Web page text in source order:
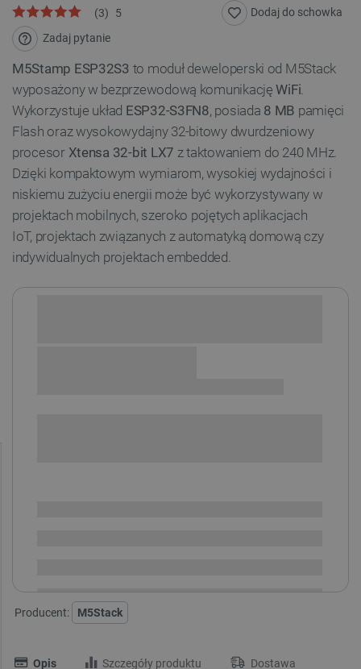
5
(3)
Zadaj pytanie
Dodaj do schowka
M5Stamp ESP32S3 to moduł deweloperski od M5Stack
wyposażony w bezprzewodową komunikacjęWiFi.
Wykorzystuje układ ESP32-S3FN8, posiada 8 MB pamięci
Flash oraz wysokowydajny 32-bitowy dwurdzeniowy
procesor Xtensa 32-bit LX7 z taktowaniem do 240 MHz.
Dzięki kompaktowym wymiarom, wysokiej wydajności i
niskiemu zużyciu energii może być wykorzystywany w
projektach mobilnych, szeroko pojętych aplikacjach
IoT, projektach związanych z automatyką domową czy
indywidualnych projektach embedded.
Producent: M5Stack
Opis Szczegóły produktu Dostawa